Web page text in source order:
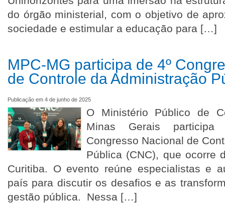
do órgão ministerial, com o objetivo de
sociedade e estimular a educação para […]
MPC-MG participa de 4º
de Controle da Administração
Publicação em 4 de junho de 2025
O Ministério Público de
Minas Gerais
Congresso Nacional de
Pública (CNC), que ocorre
Curitiba. O evento reúne especialistas e
país para discutir os desafios e as
gestão pública. Nessa […]